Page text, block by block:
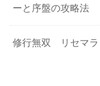
ーと序盤の攻略法
修行無双 リセマラ